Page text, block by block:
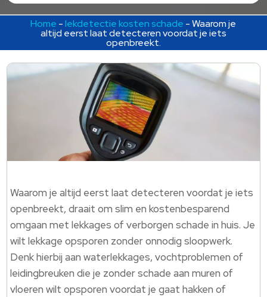
Home -lekdetectie kosten schade -Waarom je
altijd eerst laat detecteren voordat je iets
openbreekt.
Waarom je altijd eerst laat detecteren voordat je iets
openbreekt, draait om slim en kostenbesparend
omgaan met lekkages of verborgen schade in huis. Je
wilt lekkage opsporen zonder onnodig sloopwerk.
Denk hierbij aan waterlekkages, vochtproblemen of
leidingbreuken die je zonder schade aan muren of
vloeren wilt opsporen voordat je gaat hakken of